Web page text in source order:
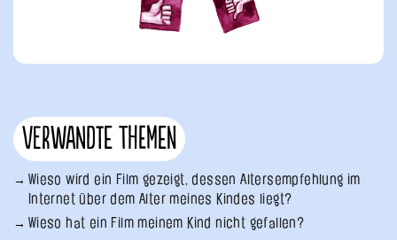
Verwandte Themen
Wieso wird ein Film gezeigt, dessen Altersempfehlung im
Internet über dem Alter meines Kindes liegt?
Wieso hat ein Film meinem Kind nicht gefallen?